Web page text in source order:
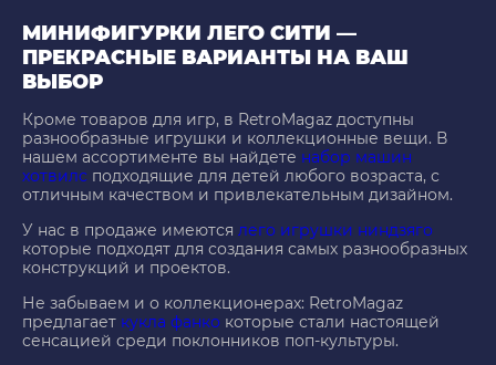
МИНИФИГУРКИ ЛЕГО СИТИ —
ПРЕКРАСНЫЕ ВАРИАНТЫ НА ВАШ
ВЫБОР
Кроме товаров для игр, в RetroMagaz доступны
разнообразные игрушки и коллекционные вещи. В
нашем ассортименте вы найдете набор машин
хотвилс подходящие для детей любого возраста, с
отличным качеством и привлекательным дизайном.
У нас в продаже имеются лего игрушки ниндзяго
которые подходят для создания самых разнообразных
конструкций и проектов.
Не забываем и о коллекционерах: RetroMagaz
предлагает кукла фанко которые стали настоящей
сенсацией среди поклонников поп-культуры.